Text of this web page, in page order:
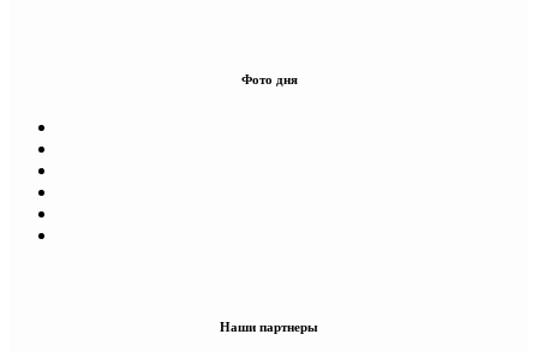
Фото дня
Наши партнеры